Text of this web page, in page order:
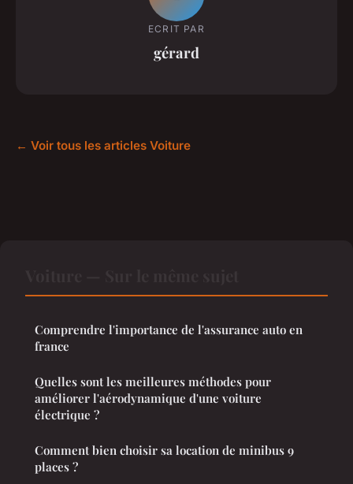
ECRIT PAR
gérard
← Voir tous les articles Voiture
Comprendre l'importance de l'assurance auto en
france
Quelles sont les meilleures méthodes pour
améliorer l'aérodynamique d'une voiture
électrique ?
Comment bien choisir sa location de minibus 9
places ?